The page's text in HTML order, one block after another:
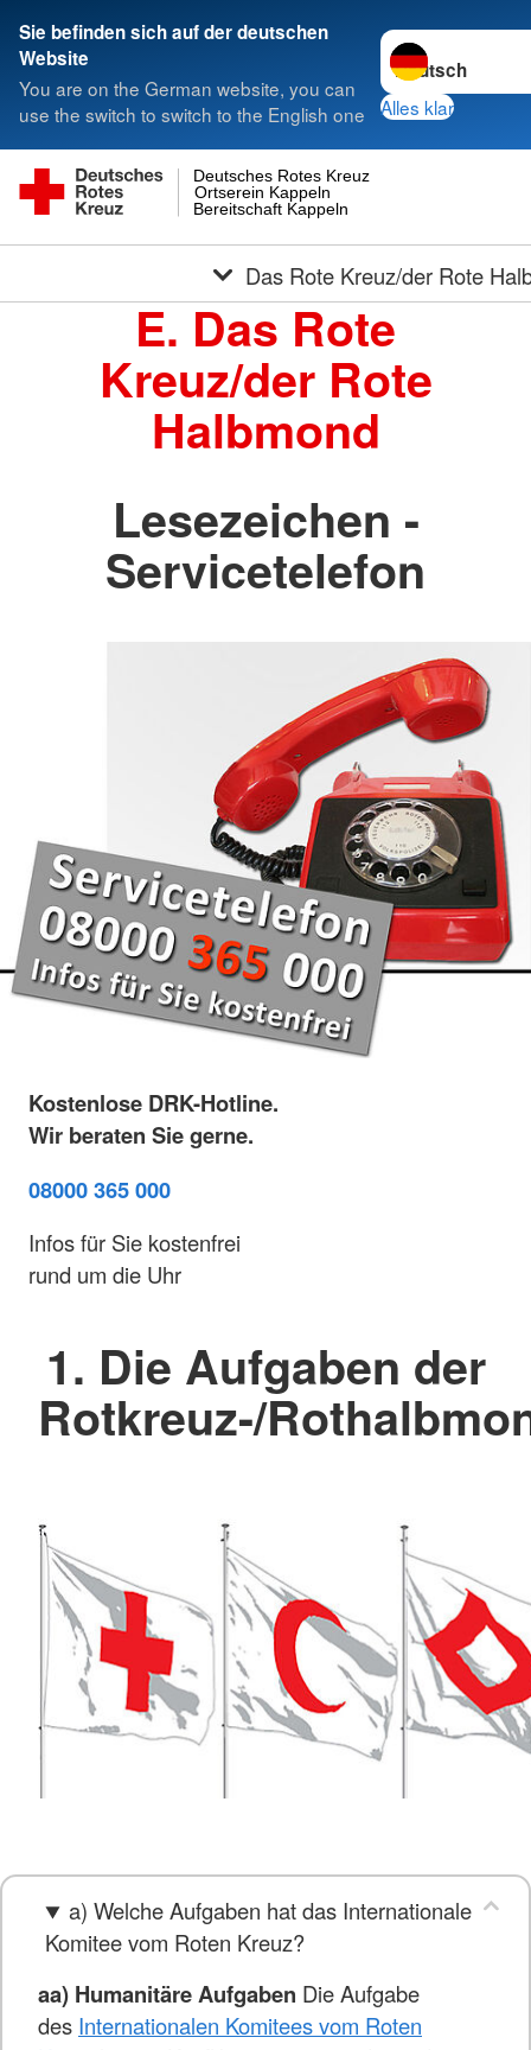
Sie befinden sich auf der deutschen
Website
You are on the German website, you can
use the switch to switch to the English one
Sprache
Alles klar
Bereitschaft Kappeln
Ortserein Kappeln
Deutsches Rotes Kreuz
Das Rote Kreuz/der Rote
E. Das Rote
Kreuz/der Rote
Halbmond
Lesezeichen -
Servicetelefon
Kostenlose DRK-Hotline.
Wir beraten Sie gerne.
08000 365 000
Infos für Sie kostenfrei
rund um die Uhr
1. Die Aufgaben der
Rotkreuz-/
a) Welche Aufgaben hat das Internationale
Komitee vom Roten Kreuz?
aa) Humanitäre Aufgaben Die Aufgabe
des Internationalen Komitees vom Roten